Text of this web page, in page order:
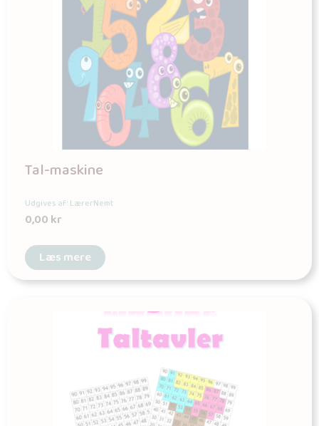
Tal-maskine
Udgives af: LærerNemt
0,00kr
Læs mere